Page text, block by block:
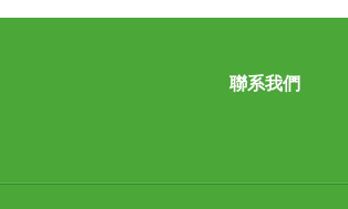
聯系我們